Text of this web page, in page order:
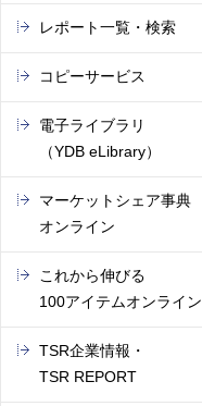
レポート一覧・検索
コピーサービス
電子ライブラリ
（YDB eLibrary）
マーケットシェア事典
オンライン
これから伸びる
100アイテムオンライン
TSR企業情報・
TSR REPORT